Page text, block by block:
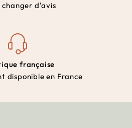
changer d'avis
française
disponible en France